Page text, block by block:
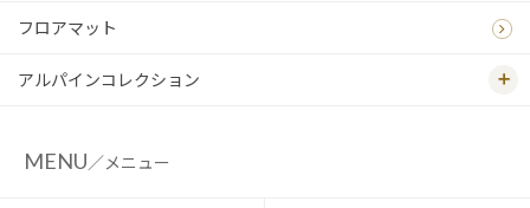
フロアマット
アルパインコレクション
MENU／メニュー